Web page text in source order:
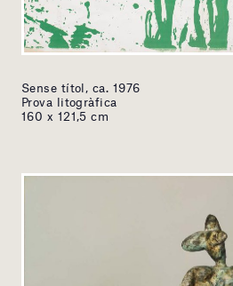
Sense títol, ca. 1976
Prova litogràfica
160 x 121,5 cm